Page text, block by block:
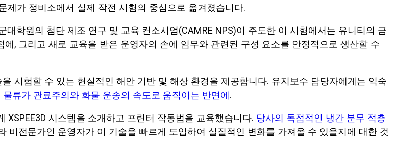
가 정비소에서 실제 작전 시험의 중심으로 옮겨졌습니다.
학원의 첨단 제조 연구 및 교육 컨소시엄(CAMRE NPS)이 주도한 이 시험에서는 유니티의 금
에, 그리고 새로 교육을 받은 운영자의 손에 임무와 관련된 구성 요소를 안정적으로 생산할 수
시험할 수 있는 현실적인 해안 기반 및 해상 환경을 제공합니다. 유지보수 담당자에게는 익숙
물류가 관료주의와 화물 운송의 속도로 움직이는 반면에.
시스템을 소개하고 프린터 작동법을 교육했습니다. 당사의 독점적인 냉간 분무 적층
비전문가인 운영자가 이 기술을 빠르게 도입하여 실질적인 변화를 가져올 수 있을지에 대한 것